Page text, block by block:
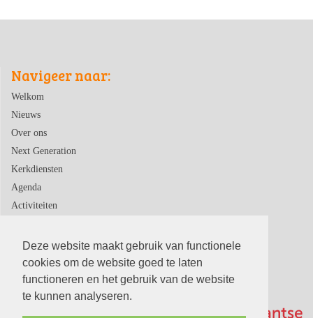
Deze website maakt gebruik van functionele
cookies om de website goed te laten
functioneren en het gebruik van de website
te kunnen analyseren.
Navigeer naar:
Welkom
Nieuws
Over ons
Next Generation
Kerkdiensten
Agenda
Activiteiten